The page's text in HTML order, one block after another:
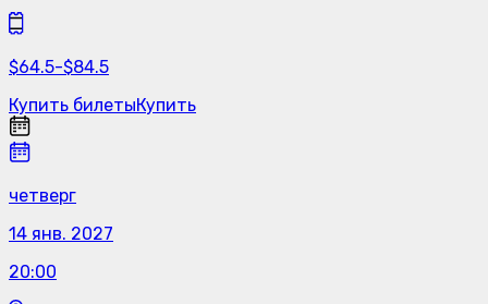
$64.5-$84.5
Купить билетыКупить
четверг
14 янв. 2027
20:00